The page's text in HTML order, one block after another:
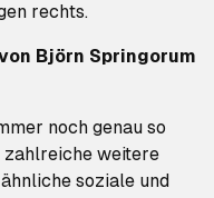
rechts.
Björn Springorum
noch genau so
zahlreiche weitere
soziale und